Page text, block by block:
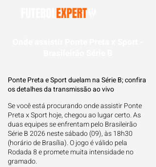
Ponte Preta e Sport duelam na Série B; confira
os detalhes da transmissão ao vivo
Se você está procurando onde assistir Ponte
Preta x Sport hoje, chegou ao lugar certo. As
duas equipes se enfrentam pelo Brasileirão
Série B 2026 neste sábado (09), às 18h30
(horário de Brasília). O jogo é válido pela
Rodada 8 e promete muita intensidade no
gramado.